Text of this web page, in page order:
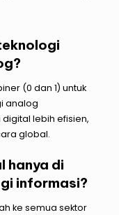
(0 dan 1) untuk
analog
lebih efisien,
global.
hanya di
informasi?
ke semua sektor